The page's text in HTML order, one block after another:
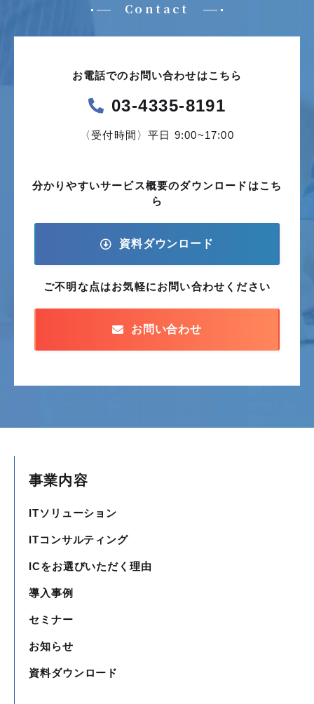
Contact
お電話でのお問い合わせはこちら
03-4335-8191
〈受付時間〉平日 9:00~17:00
分かりやすいサービス概要のダウンロードはこち
ら
資料ダウンロード
ご不明な点はお気軽にお問い合わせください
お問い合わせ
事業内容
ITソリューション
ITコンサルティング
ICをお選びいただく理由
導入事例
セミナー
お知らせ
資料ダウンロード